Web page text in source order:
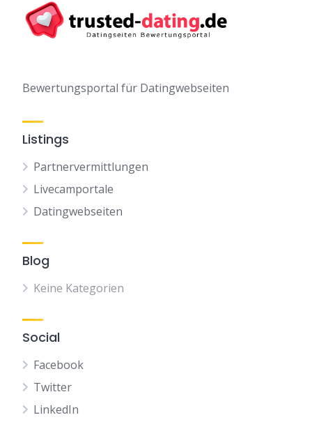
Bewertungsportal für Datingwebseiten
Listings
Partnervermittlungen
Livecamportale
Datingwebseiten
Blog
Keine Kategorien
Social
Facebook
Twitter
LinkedIn